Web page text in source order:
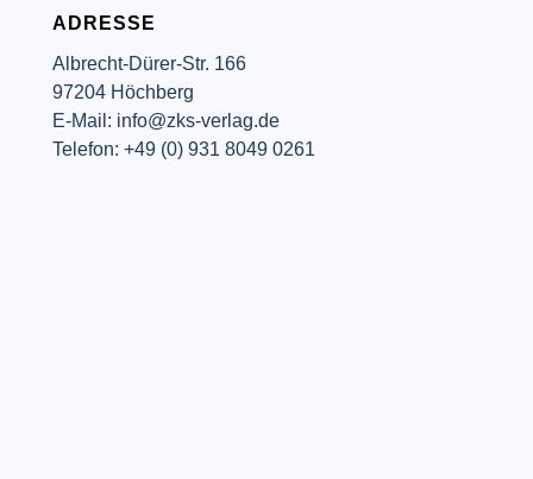
ADRESSE
Albrecht-Dürer-Str. 166
97204 Höchberg
E-Mail: info@zks-verlag.de
Telefon: +49 (0) 931 8049 0261